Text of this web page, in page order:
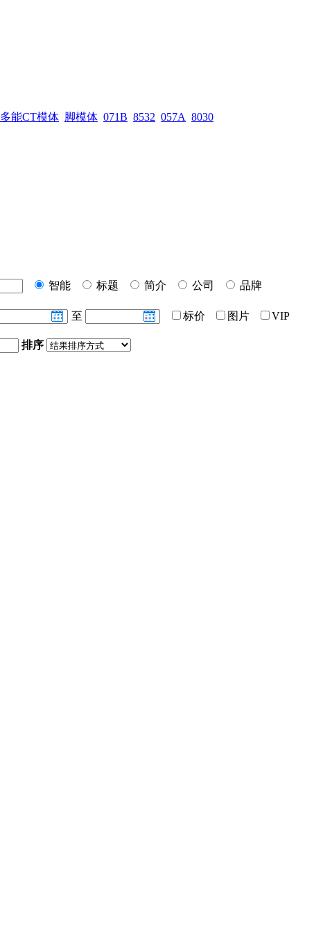
多能CT模体 脚模体 071B 8532 057A 8030
智能
标题 简介 公司
品牌
至 标价 图片
VIP
排序